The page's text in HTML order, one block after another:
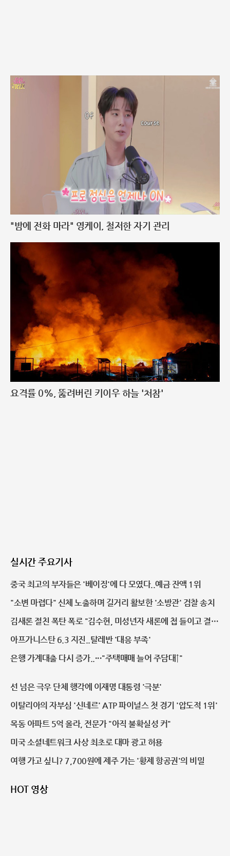
"밤에 전화 마라" 영케이, 철저한 자기 관리
요격률 0%, 뚫려버린 키이우 하늘 '처참'
실시간 주요기사
중국 최고의 부자들은 '베이징'에 다 모였다..예금 잔액 1위
"소변 마렵다" 신체 노출하며 길거리 활보한 '소방관' 검찰 송치
김새론 절친 폭탄 폭로 "김수현, 미성년자 새론에 첩 들이고 결혼
약속만 반복"
아프가니스탄 6.3 지진..탈레반 '대응 부족'
은행 가계대출 다시 증가..···"주택매매 늘어 주담대↑"
선 넘은 극우 단체 행각에 이재명 대통령 '극분'
이탈리아의 자부심 '신네르' ATP 파이널스 첫 경기 '압도적 1위'
목동 아파트 5억 올라, 전문가 "아직 불확실성 커"
미국 소셜네트워크 사상 최초로 대마 광고 허용
여행 가고 싶니? 7,700원에 제주 가는 '황제 항공권'의 비밀
HOT 영상